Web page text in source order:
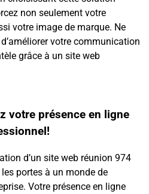
non seulement votre
votre image de marque. Ne
votre communication
grâce à un site web
votre présence en ligne
d’un site web réunion 974
portes à un monde de
Votre présence en ligne